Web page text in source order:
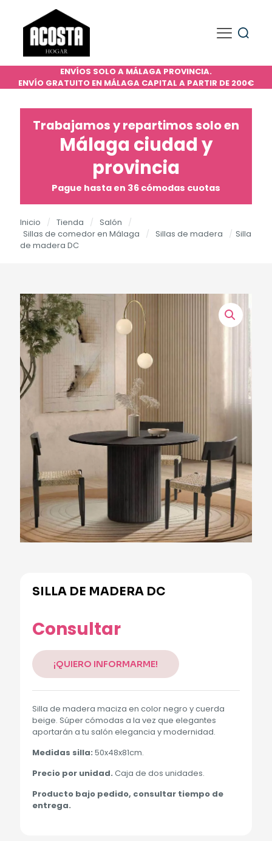
ENVÍOS SOLO A MÁLAGA PROVINCIA.
ENVÍO GRATUITO EN MÁLAGA CAPITAL A PARTIR DE 200€
Trabajamos y repartimos solo en
Málaga ciudad y
provincia
Pague hasta en 36 cómodas cuotas
Inicio / Tienda / Salón
/
Sillas de comedor en Málaga
/ Sillas de madera / Silla
de madera DC
SILLA DE MADERA DC
Consultar
¡QUIERO INFORMARME!
Silla de madera maciza en color negro y cuerda
beige. Súper cómodas a la vez que elegantes
aportarán a tu salón elegancia y modernidad.
Medidas silla: 50x48x81cm.
Precio por unidad. Caja de dos unidades.
Producto bajo pedido, consultar tiempo de
entrega.